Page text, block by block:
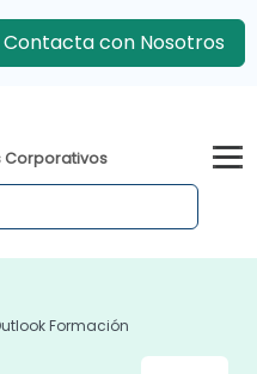
Contacta con Nosotros
Corporativos
Formación